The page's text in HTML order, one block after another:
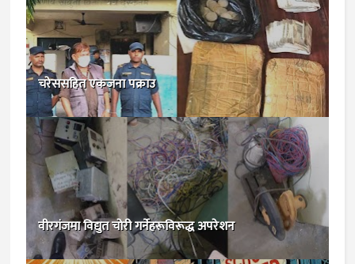
चरेससहित एकजना पक्राउ
वीरगंजमा विद्युत चोरी गर्नेहरूविरूद्ध अपरेशन